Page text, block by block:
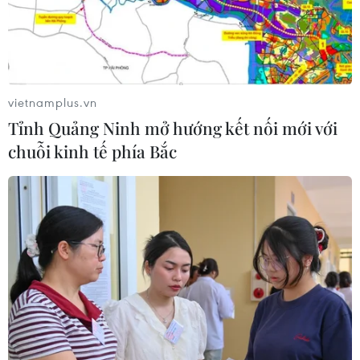
Khủng hoảng nắng nóng đẩy 34 tỉnh
của Pháp vào mức nguy cơ cháy
08/08/2026 23:59
Iceland trước cuộc trưng cầu ý dân
về nối lại đàm phán gia nhập EU
08/08/2026 07:54
Italy bác tối hậu thư của Tây Ban Nha
về kiểm soát biên giới
08/08/2026 07:27
vietnamplus.vn
Tỉnh Quảng Ninh mở hướng kết nối mới với
chuỗi kinh tế phía Bắc